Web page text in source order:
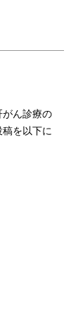
ん診療の
を以下に